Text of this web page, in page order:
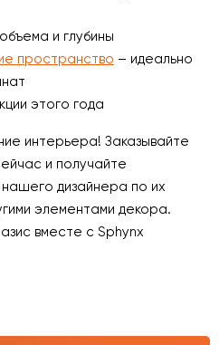
и глубины
пространство – идеально
этого года
интерьера! Заказывайте
и получайте
дизайнера по их
элементами декора.
вместе с Sphynx